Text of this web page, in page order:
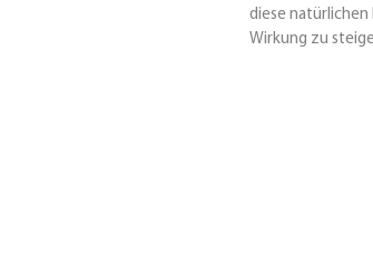
diese
Wirkung zu